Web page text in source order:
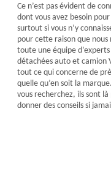
Ce n’est pas évident de
dont vous avez besoin
surtout si vous n’y
pour cette raison que
toute une équipe
détachées auto et camion
tout ce qui concerne de
quelle qu’en soit la
vous recherchez, ils sont
donner des conseils si